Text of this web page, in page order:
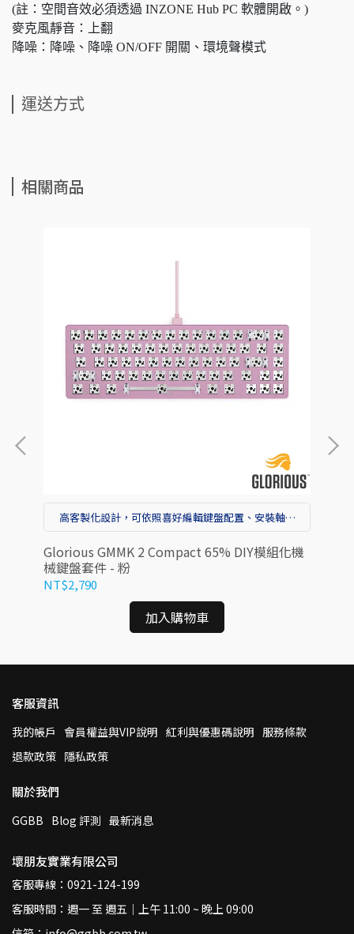
(註：空間音效必須透過 INZONE Hub PC 軟體開啟。)
麥克風靜音：上翻
降噪：降噪、降噪 ON/OFF 開關、環境聲模式
運送方式
相關商品
高客製化設計，可依照喜好編輯鍵盤配置、安裝軸體
Glorious GMMK 2 Compact 65% DIY模組化機
械鍵盤套件 - 粉
NT$2,790
加入購物車
客服資訊
我的帳戶 會員權益與VIP說明 紅利與優惠碼說明 服務條款
退款政策 隱私政策
關於我們
GGBB Blog 評測 最新消息
壞朋友實業有限公司
客服專線：0921-124-199
客服時間：週一 至 週五｜上午 11:00 ~ 晚上 09:00